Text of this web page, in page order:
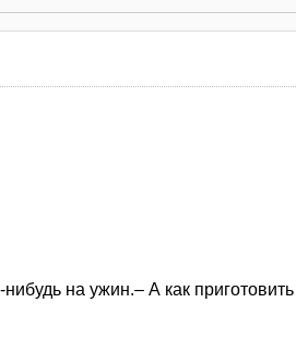
на ужин.– А как